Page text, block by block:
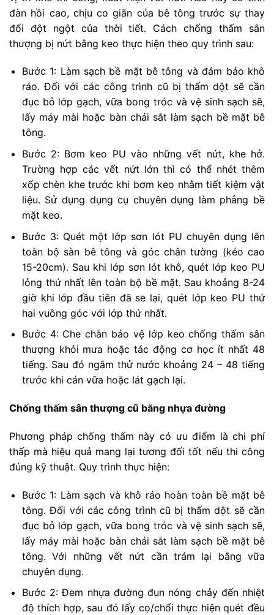
đàn hồi cao, chịu co giãn của bê tông trước sự thay
đổi đột ngột của thời tiết. Cách chống thấm sân
thượng bị nứt bằng keo thực hiện theo quy trình sau:
Bước 1: Làm sạch bề mặt bê tông và đảm bảo khô
ráo. Đối với các công trình cũ bị thấm dột sẽ cần
đục bỏ lớp gạch, vữa bong tróc và vệ sinh sạch sẽ,
lấy máy mài hoặc bàn chải sắt làm sạch bề mặt bê
tông.
Bước 2: Bơm keo PU vào những vết nứt, khe hở.
Trường hợp các vết nứt lớn thì có thể nhét thêm
xốp chèn khe trước khi bơm keo nhằm tiết kiệm vật
liệu. Sử dụng dụng cụ chuyên dụng làm phẳng bề
mặt keo.
Bước 3: Quét một lớp sơn lót PU chuyên dụng lên
toàn bộ sàn bê tông và góc chân tường (kéo cao
15-20cm). Sau khi lớp sơn lót khô, quét lớp keo PU
lỏng thứ nhất lên toàn bộ bề mặt. Sau khoảng 8-24
giờ khi lớp đầu tiên đã se lại, quét lớp keo PU thứ
hai vuông góc với lớp thứ nhất.
Bước 4: Che chắn bảo vệ lớp keo chống thấm sân
thượng khỏi mưa hoặc tác động cơ học ít nhất 48
tiếng. Sau đó ngâm thử nước khoảng 24 – 48 tiếng
trước khi cán vữa hoặc lát gạch lại.
Chống thấm sân thượng cũ bằng nhựa đường
Phương pháp chống thấm này có ưu điểm là chi phí
thấp mà hiệu quả mang lại tương đối tốt nếu thi công
đúng kỹ thuật. Quy trình thực hiện:
Bước 1: Làm sạch và khô ráo hoàn toàn bề mặt bê
tông. Đối với các công trình cũ bị thấm dột sẽ cần
đục bỏ lớp gạch, vữa bong tróc và vệ sinh sạch sẽ,
lấy máy mài hoặc bàn chải sắt làm sạch bề mặt bê
tông. Với những vết nứt cần trám lại bằng vữa
chuyên dụng.
Bước 2: Đem nhựa đường đun nóng chảy đến nhiệt
độ thích hợp, sau đó lấy cọ/chổi thực hiện quét đều